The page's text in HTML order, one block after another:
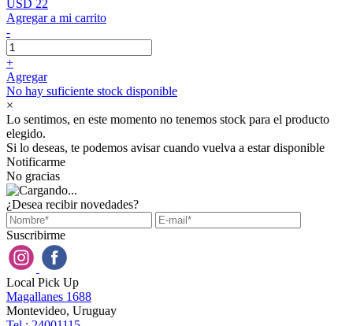
USD 22
Agregar a mi carrito
-
+
Agregar
No hay suficiente stock disponible
×
Lo sentimos, en este momento no tenemos stock para el producto
elegido.
Si lo deseas, te podemos avisar cuando vuelva a estar disponible
Notificarme
No gracias
¿Desea recibir novedades?
Suscribirme
Local Pick Up
Magallanes 1688
Montevideo, Uruguay